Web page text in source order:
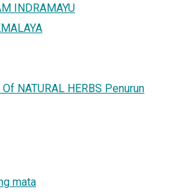
INDRAMAYU
NATURAL HERBS Penurun
mata